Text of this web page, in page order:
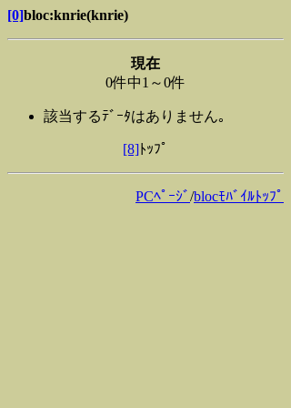
[0]bloc:knrie(knrie)
現在
0件中1～0件
該当するﾃﾞｰﾀはありません｡
[8]ﾄｯﾌﾟ
PCﾍﾟｰｼﾞ/blocﾓﾊﾞｲﾙﾄｯﾌﾟ